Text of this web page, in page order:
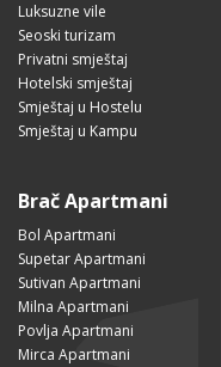
Luksuzne vile
Seoski turizam
Privatni smještaj
Hotelski smještaj
Smještaj u Hostelu
Smještaj u Kampu
Brač Apartmani
Bol Apartmani
Supetar Apartmani
Sutivan Apartmani
Milna Apartmani
Povlja Apartmani
Mirca Apartmani